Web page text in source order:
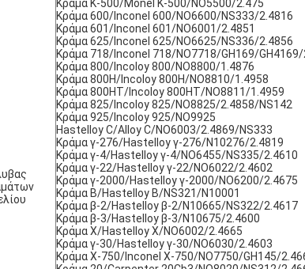
Κράμα Κ-500/Monel Κ-500/NO5500/2.475
Κράμα 600/Inconel 600/NO6600/NS333/2.4816
Κράμα 601/Inconel 601/NO6001/2.4851
Κράμα 625/Inconel 625/NO6625/NS336/2.4856
Κράμα 718/Inconel 718/NO7718/GH169/
Κράμα 800/Incoloy 800/NO8800/1.4876
Κράμα 800H/Incoloy 800H/NO8810/1.4958
Κράμα 800HT/Incoloy 800HT/NO8811/1.4959
Κράμα 825/Incoloy 825/NO8825/2.4858/NS142
Κράμα 925/Incoloy 925/NO9925
Hastelloy C/Alloy C/NO6003/2.4869/NS333
Κράμα γ-276/Hastelloy γ-276/N10276/2.4819
Κράμα γ-4/Hastelloy γ-4/NO6455/NS335/2.4610
Κράμα γ-22/Hastelloy γ-22/NO6022/2.4602
Κράμα γ-2000/Hastelloy γ-2000/NO6200/2.4675
Κράμα B/Hastelloy B/NS321/N10001
Κράμα β-2/Hastelloy β-2/N10665/NS322/2.4617
Κράμα β-3/Hastelloy β-3/N10675/2.4600
Κράμα X/Hastelloy X/NO6002/2.4665
Κράμα γ-30/Hastelloy γ-30/NO6030/2.4603
Κράμα Χ-750/Inconel Χ-750/NO7750/GH145/